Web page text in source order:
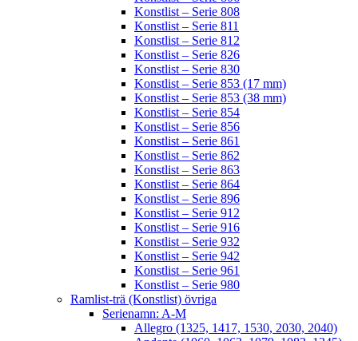
Konstlist – Serie 808
Konstlist – Serie 811
Konstlist – Serie 812
Konstlist – Serie 826
Konstlist – Serie 830
Konstlist – Serie 853 (17 mm)
Konstlist – Serie 853 (38 mm)
Konstlist – Serie 854
Konstlist – Serie 856
Konstlist – Serie 861
Konstlist – Serie 862
Konstlist – Serie 863
Konstlist – Serie 864
Konstlist – Serie 896
Konstlist – Serie 912
Konstlist – Serie 916
Konstlist – Serie 932
Konstlist – Serie 942
Konstlist – Serie 961
Konstlist – Serie 980
Ramlist-trä (Konstlist) övriga
Serienamn: A-M
Allegro (1325, 1417, 1530, 2030, 2040)